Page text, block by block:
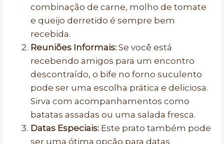
combinação de carne, molho de tomate
e queijo derretido é sempre bem
recebida.
Reuniões Informais: Se você está
recebendo amigos para um encontro
descontraído, o bife no forno suculento
pode ser uma escolha prática e deliciosa.
Sirva com acompanhamentos como
batatas assadas ou uma salada fresca.
Datas Especiais: Este prato também pode
ser uma ótima opção para datas